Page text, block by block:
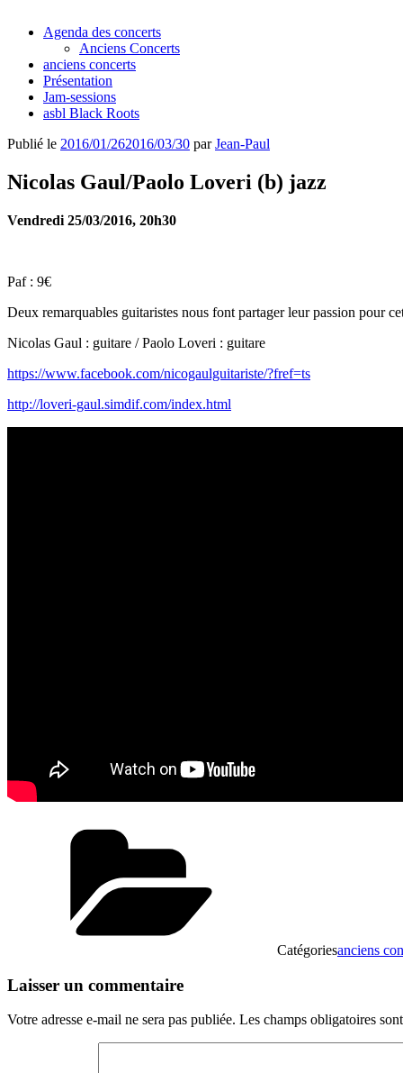
Agenda des concerts
Anciens Concerts
anciens concerts
Présentation
Jam-sessions
asbl Black Roots
Publié le 2016/01/262016/03/30 parJean-Paul
Nicolas Gaul/Paolo Loveri (b) jazz
Vendredi 25/03/2016, 20h30
Paf : 9€
Deux remarquables guitaristes nous font partager leur passion pour
Nicolas Gaul : guitare / Paolo Loveri : guitare
https://www.facebook.com/nicogaulguitariste/?fref=ts
http://loveri-gaul.simdif.com/index.html
Catégoriesanciens
Laisser un commentaire
Votre adresse e-mail ne sera pas publiée. Les champs obligatoires